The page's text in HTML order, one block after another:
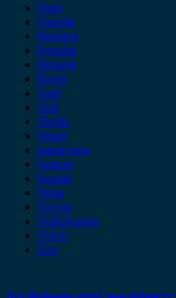
Opel
Omoda
Peugeot
Porsche
Renault
Rover
Saab
Seat
Skoda
Smart
ssangyong
Subaru
Suzuki
Tesla
Toyota
Volkswagen
Volvo
Xev